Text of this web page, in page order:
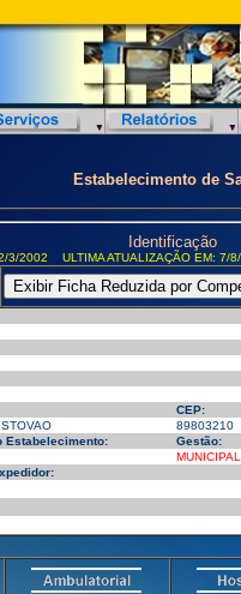
Estabelecimento de
Identificação
3/2002 ULTIMA ATUALIZAÇÃO EM:
CEP:
89803210
Estabelecimento:
Gestão:
MUNICIPAL